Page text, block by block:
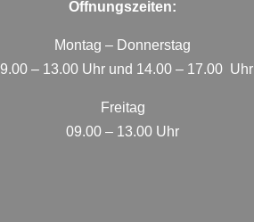
Öffnungszeiten:
Montag – Donnerstag
– 13.00 Uhr und 14.00 – 17.00 Uhr
Freitag
09.00 – 13.00 Uhr